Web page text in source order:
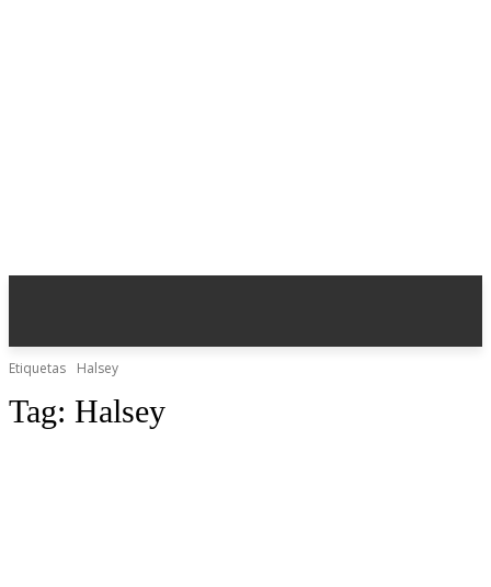
Etiquetas Halsey
Tag: Halsey